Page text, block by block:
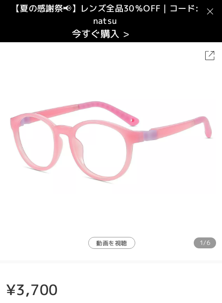
【夏の感謝祭📢】レンズ全品30％OFF｜コード:
natsu
今すぐ購入 >
動画を視聴 1/6
¥3,700